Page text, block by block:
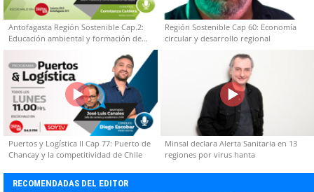
Antofagasta Región Sostenible Cap.2:
Educación ambiental y formación de
capacidades técnicas
Región Sostenible Cap 60: Economía
circular y desarrollo regional
Puertos y Logística II Cap 77: Puerto de
Chancay y la competitividad de Chile
Minsal declara Alerta Sanitaria en 13
regiones por virus hanta
RECOMENDADAS DEL EDITOR